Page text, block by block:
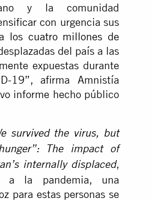
y la comunidad
con urgencia sus
los cuatro millones de
del país a las
expuestas durante
19”, afirma Amnistía
informe hecho público
survived the virus, but
The impact of
internally displaced,
a la pandemia, una
para estas personas se